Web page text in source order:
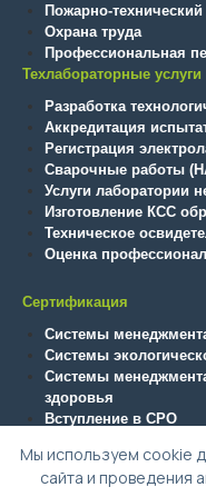
Пожарно-
Охрана труда
Профессиональная
Техлабораторные услуги
Разработка
Аккредитация
Регистрация
Сварочные работы
Услуги лаборатории
Изготовление КСС
Техническое
Оценка
Сертификация
Системы
Системы
Системы
здоровья
Вступление в СРО
Мы используем cookie
сайта и проведения